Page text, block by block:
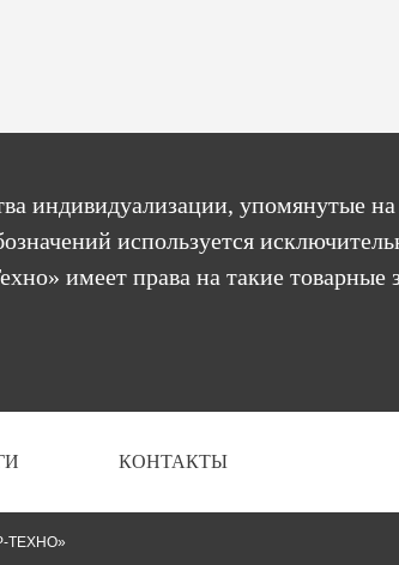
индивидуализации, упомянутые
используется
имеет права на такие товарные
КОНТАКТЫ
ТЕХНО»